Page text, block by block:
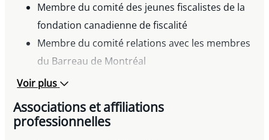
Membre du comité des jeunes fiscalistes de la
fondation canadienne de fiscalité
Membre du comité relations avec les membres
du Barreau de Montréal
Voir plus
Associations et affiliations
professionnelles